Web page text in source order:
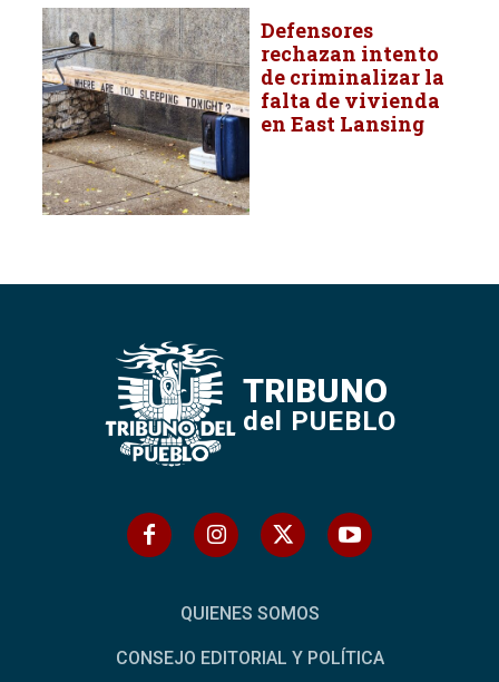
Defensores
rechazan intento
de criminalizar la
falta de vivienda
en East Lansing
TRIBUNO
del PUEBLO
QUIENES SOMOS
CONSEJO EDITORIAL Y POLÍTICA